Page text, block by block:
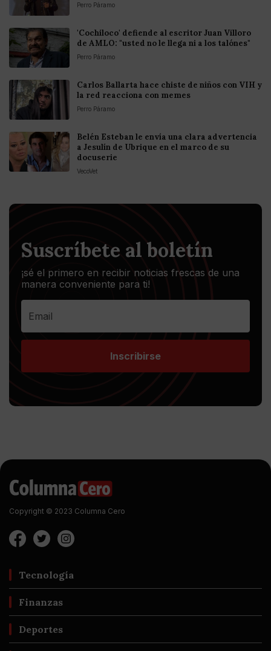
Perro Páramo
'Cochiloco' defiende al escritor Juan Villoro
de AMLO: "usted no le llega ni a los talónes"
Perro Páramo
Carlos Ballarta hace chiste de niños con VIH y
la red reacciona con memes
Perro Páramo
Belén Esteban le envía una clara advertencia
a Jesulín de Ubrique en el marco de su
docuserie
VecoVet
Suscríbete al boletín
¡sé el primero en recibir noticias frescas de una
manera conveniente para ti!
Inscribirse
Copyright © 2023 Columna Cero
Tecnología
Finanzas
Deportes